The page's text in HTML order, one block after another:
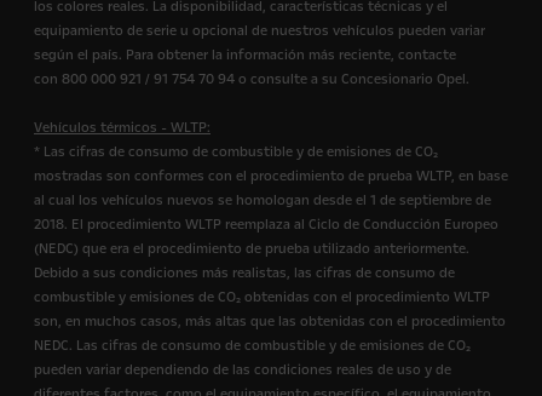
los colores reales. La disponibilidad, características técnicas y el
equipamiento de serie u opcional de nuestros vehículos pueden variar
según el país. Para obtener la información más reciente, contacte
con 800 000 921 / 91 754 70 94 o consulte a su Concesionario Opel.
Vehículos térmicos - WLTP:
* Las cifras de consumo de combustible y de emisiones de CO₂
mostradas son conformes con el procedimiento de prueba WLTP, en base
al cual los vehículos nuevos se homologan desde el 1 de septiembre de
2018. El procedimiento WLTP reemplaza al Ciclo de Conducción Europeo
(NEDC) que era el procedimiento de prueba utilizado anteriormente.
Debido a sus condiciones más realistas, las cifras de consumo de
combustible y emisiones de CO₂ obtenidas con el procedimiento WLTP
son, en muchos casos, más altas que las obtenidas con el procedimiento
NEDC. Las cifras de consumo de combustible y de emisiones de CO₂
pueden variar dependiendo de las condiciones reales de uso y de